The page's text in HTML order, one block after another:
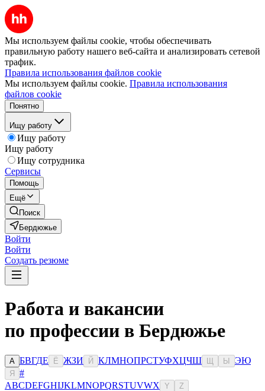
Мы используем файлы cookie, чтобы обеспечивать
правильную работу нашего веб-сайта и анализировать сетевой
трафик.
Правила использования файлов cookie
Мы используем файлы cookie. Правила использования
файлов cookie
Понятно
Ищу работу
Ищу работу
Ищу работу
Ищу сотрудника
Сервисы
Помощь
Ещё
Поиск
Бердюжье
Войти
Войти
Создать резюме
Работа и вакансии
по профессии в Бердюжье
А БВГДЕ Ё ЖЗИ Й КЛМНОПРСТУФХЦЧШ Ы ЭЮ
Я
#
ABCDEFGHIJKLMNOPQRSTUVWX Y Z